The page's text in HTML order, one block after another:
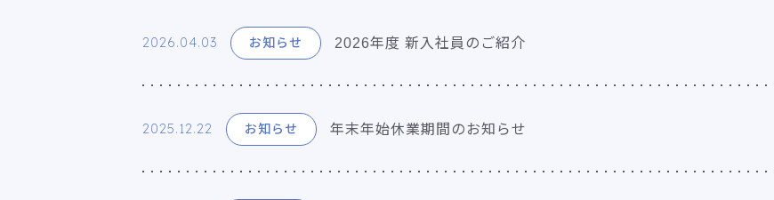
2026.04.03 お知らせ 2026年度 新入社員のご紹介
2025.12.22 お知らせ 年末年始休業期間のお知らせ